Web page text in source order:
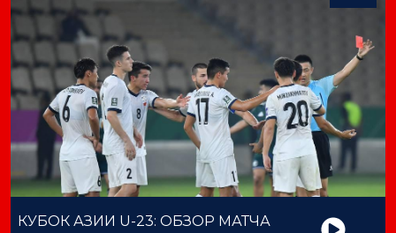
КУБОК АЗИИ U-23: ОБЗОР МАТЧА